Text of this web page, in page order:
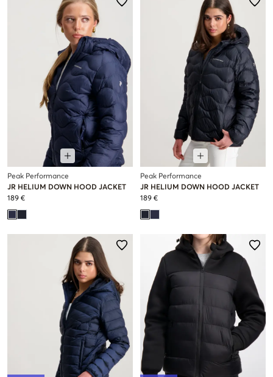
Peak Performance
JR HELIUM DOWN HOOD JACKET
189 €
Peak Performance
JR HELIUM DOWN HOOD JACKET
189 €